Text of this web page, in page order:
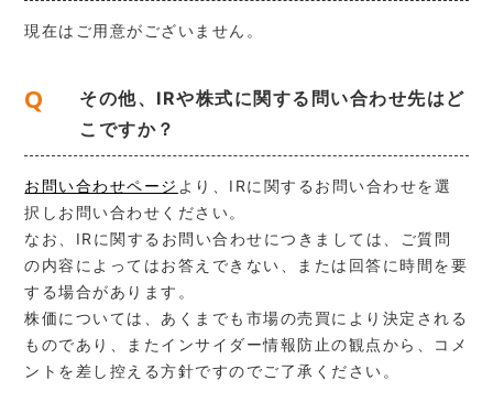
現在はご用意がございません。
Q
その他、IRや株式に関する問い合わせ先はど
こですか？
お問い合わせページ より、IRに関するお問い合わせを選
択しお問い合わせください。
なお、IRに関するお問い合わせにつきましては、ご質問
の内容によってはお答えできない、または回答に時間を要
する場合があります。
株価については、あくまでも市場の売買により決定される
ものであり、またインサイダー情報防止の観点から、コメ
ントを差し控える方針ですのでご了承ください。